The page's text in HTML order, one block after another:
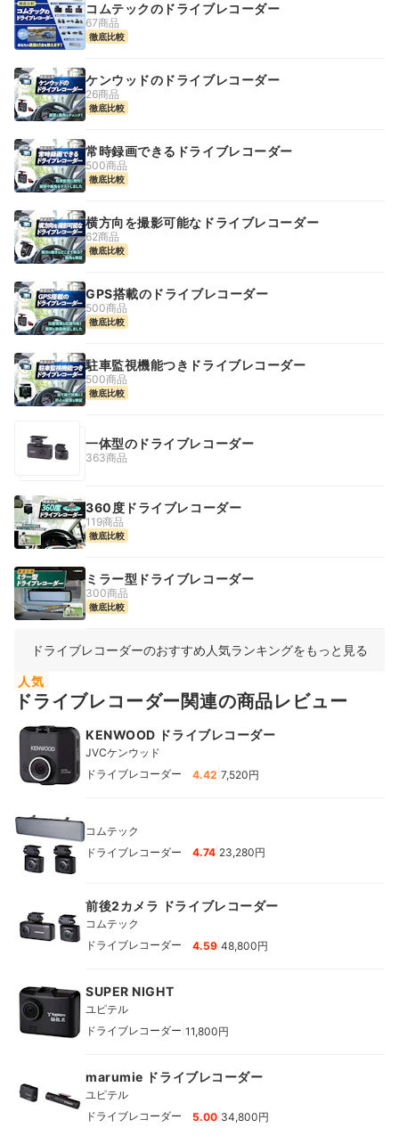
コムテックのドライブレコーダー
67商品
徹底比較
ケンウッドのドライブレコーダー
26商品
徹底比較
常時録画できるドライブレコーダー
500商品
徹底比較
横方向を撮影可能なドライブレコーダー
62商品
徹底比較
GPS搭載のドライブレコーダー
500商品
徹底比較
駐車監視機能つきドライブレコーダー
500商品
徹底比較
一体型のドライブレコーダー
363商品
360度ドライブレコーダー
119商品
徹底比較
ミラー型ドライブレコーダー
300商品
徹底比較
ドライブレコーダーのおすすめ人気ランキングをもっと見る
人気
ドライブレコーダー関連の商品レビュー
KENWOOD ドライブレコーダー
JVCケンウッド
ドライブレコーダー
4.42 7,520円
コムテック
ドライブレコーダー
4.74 23,280円
前後2カメラ ドライブレコーダー
コムテック
ドライブレコーダー
4.59 48,800円
SUPER NIGHT
ユピテル
ドライブレコーダー 11,800円
marumie ドライブレコーダー
ユピテル
ドライブレコーダー
5.00 34,800円